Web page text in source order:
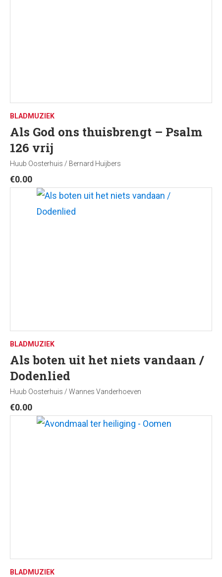
BLADMUZIEK
Als God ons thuisbrengt – Psalm
126 vrij
Huub Oosterhuis / Bernard Huijbers
€0.00
BLADMUZIEK
Als boten uit het niets vandaan /
Dodenlied
Huub Oosterhuis / Wannes Vanderhoeven
€0.00
BLADMUZIEK